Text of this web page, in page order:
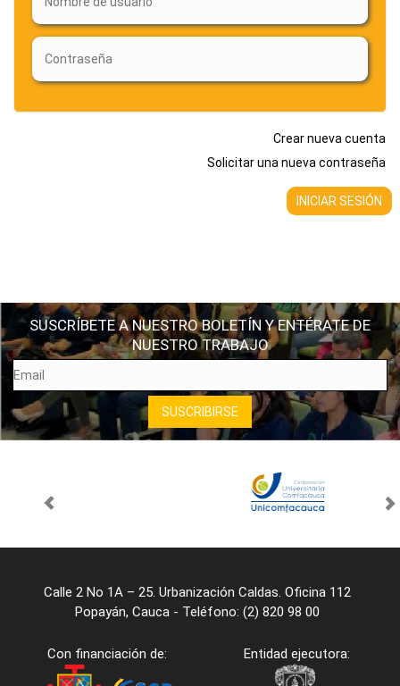
Crear nueva cuenta
Solicitar una nueva contraseña
SUSCRÍBETE A NUESTRO BOLETÍN Y ENTÉRATE DE
NUESTRO TRABAJO
Calle 2 No 1A – 25. Urbanización Caldas. Oficina 112
Popayán, Cauca - Teléfono: (2) 820 98 00
Con financiación de: Entidad ejecutora: